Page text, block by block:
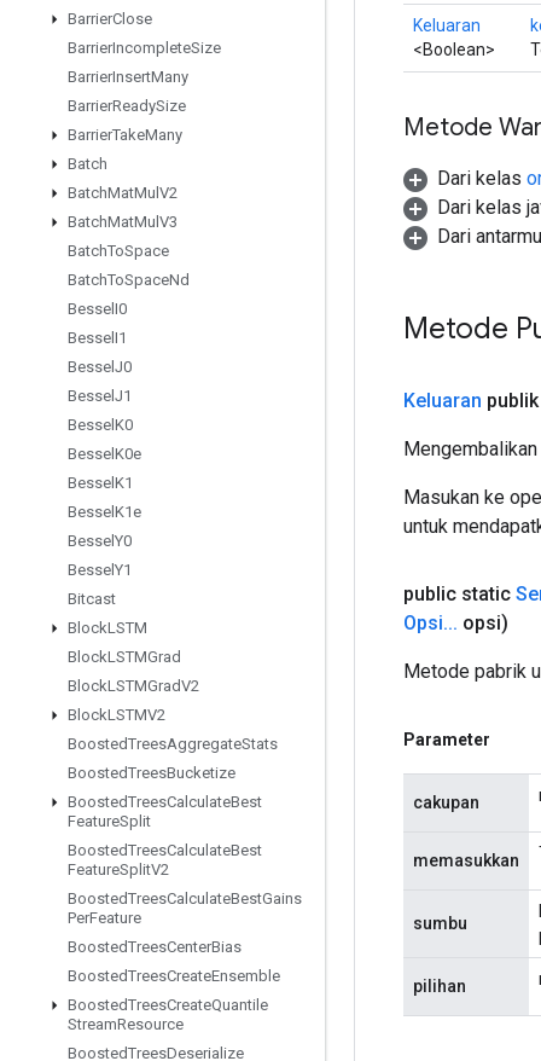
BarrierClose
BarrierIncompleteSize
BarrierInsertMany
BarrierReadySize
BarrierTakeMany
Batch
BatchMatMul V2
BatchMatMul V3
BatchToSpace
BatchToSpaceNd
Bessel I0
Bessel I1
Bessel J0
Bessel J1
Bessel K0
Bessel K0e
Bessel K1
Bessel K1e
Bessel Y0
Bessel Y1
Bitcast
BlockLSTM
BlockLSTMGrad
BlockLSTMGradV2
BlockLSTMV2
BoostedTreesAggregateStats
BoostedTreesBucketize
BoostedTreesCalculateBest
FeatureSplit
BoostedTreesCalculateBest
FeatureSplitV2
BoostedTreesCalculateBestGains
PerFeature
BoostedTreesCenterBias
BoostedTreesCreateEnsemble
BoostedTreesCreateQuantile
StreamResource
BoostedTreesDeserialize
Keluaran
<Boolean>
Metode
Dari kelas
Dari kelas
Dari
Metode
Keluaran
Masukan ke
untuk
public static
Opsi... opsi)
Metode pabrik
Parameter
cakupan
memasukkan
sumbu
pilihan